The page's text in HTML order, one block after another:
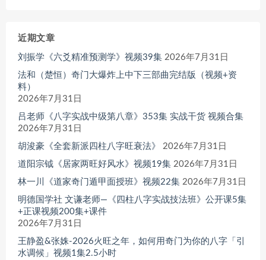
近期文章
刘振学《六爻精准预测学》视频39集 2026年7月31日
法和（楚恒）奇门大爆炸上中下三部曲完结版（视频+资
料）
2026年7月31日
吕老师《八字实战中级第八章》353集 实战干货 视频合集
2026年7月31日
胡浚豪《全套新派四柱八字旺衰法》
2026年7月31日
道阳宗钺《居家两旺好风水》视频19集 2026年7月31日
林一川《道家奇门遁甲面授班》视频22集 2026年7月31日
明德国学社 文谦老师—《四柱八字实战技法班》公开课5集
+正课视频200集+课件
2026年7月31日
王静盈&张姝-2026火旺之年，如何用奇门为你的八字「引
水调候」视频1集2.5小时